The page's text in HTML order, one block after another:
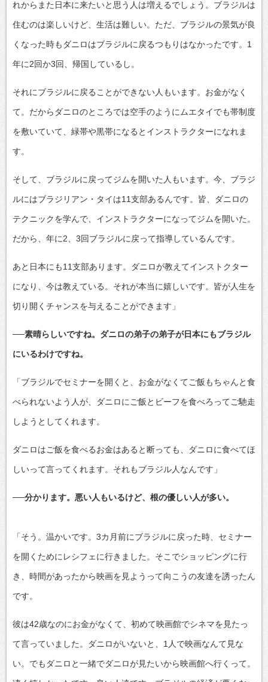
れからまた日本に来たいと思う人は増えるでしょう。ブラジルは
住むのは楽しいけど、生活は難しい。ただ、ブラジルの景気が良
くなった時もダニロはブラジルに戻るつもりはなかったです。1
年に2回か3回、帰国しているし。
それにブラジルに戻ることができない人もいます。お金がなく
て。だからダニロのところでは空手のようにムエタイでも帯制度
を敷いていて、緑帯や黒帯になるとインストラクターになれま
す。
そして、ブラジルに戻ってジムを開いた人もいます。今、ブラジ
ルにはブラジリアン・タイは11支部あるんです。皆、ダニロの
テクニックを学んで、インストラクターになってジムを開いた。
だから、年に2、3回ブラジルに戻って指導しているんです。
あと日本にも11支部あります。ダニロが教えてインストクター
になり、今は教えている。それが本当に嬉しいです。皆が人生を
切り開くチャンスを与えることができます」
──素晴らしいですね。ダニロの弟子の弟子が日本にもブラジル
にいるわけですね。
「ブラジルでセミナーを開くと、お金がなくてご飯もちゃんと食
べられないよう人が、ダニロにご飯とビーフを食べろってご馳走
しようとしてくれます。
ダニロはご飯を食べるお金はあると断っても、ダニロに食べてほ
しいって言ってくれます。それもブラジル人なんです」
──分かります。悪い人もいるけど、根の優しい人が多い。
「そう。温かいです。3カ月前にブラジルに戻った時、セミナー
を開くためにレシフェに行きました。そこでショッピングに行
き、時間があったから映画を見ようって向こうの友達を誘ったん
です。
彼は42歳なのにお金がなくて、初めて映画館でシネマを見たっ
て言っていました。ダニロがいないと、1人で映画なんて見な
い。でもダニロと一緒でダニロが見たいから映画館へ行くって。